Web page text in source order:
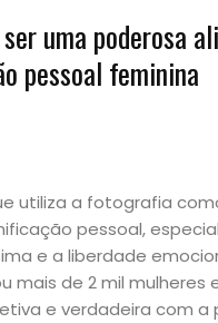
uma poderosa
pessoal feminina
utiliza a fotografia
pessoal,
e a liberdade
mais de 2 mil mulheres
e verdadeira com a